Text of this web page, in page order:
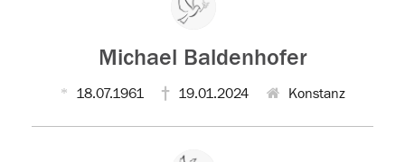
Michael Baldenhofer
18.07.1961 19.01.2024 Konstanz